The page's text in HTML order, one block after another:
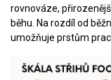
rovnováze,
běhu. Na rozdíl od
umožňuje prstům